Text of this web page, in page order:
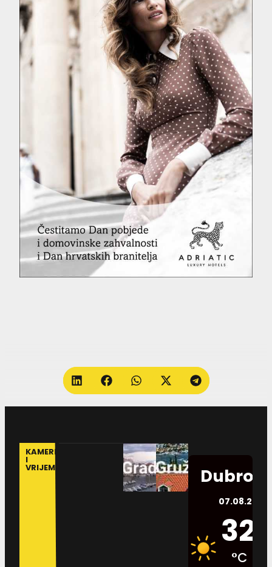
KAMERE
I
VRIJEME
07.08.2026.
32
°C